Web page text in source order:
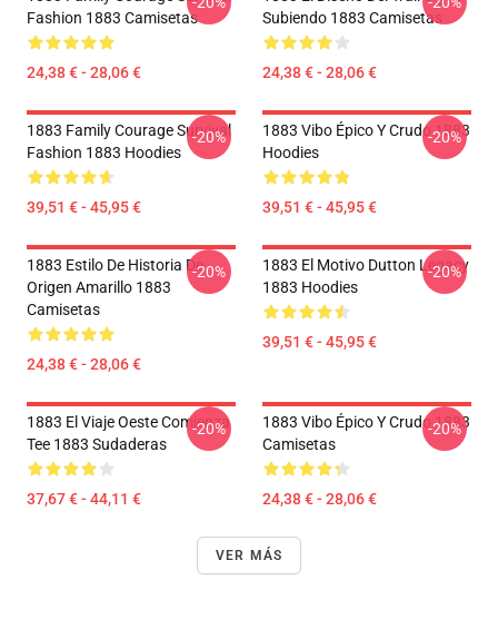
Fashion 1883 Camisetas
24,38 € - 28,06 €
Subiendo 1883 Camisetas
24,38 € - 28,06 €
1883 Family Courage Survival
Fashion 1883 Hoodies
39,51 € - 45,95 €
-20%
1883 Vibo Épico Y Crudo 1883
Hoodies
39,51 € - 45,95 €
-20%
1883 Estilo De Historia De
Origen Amarillo 1883
Camisetas
24,38 € - 28,06 €
-20%
1883 El Motivo Dutton Legacy
1883 Hoodies
39,51 € - 45,95 €
-20%
1883 El Viaje Oeste Comienza
Tee 1883 Sudaderas
37,67 € - 44,11 €
-20%
1883 Vibo Épico Y Crudo 1883
Camisetas
24,38 € - 28,06 €
-20%
VER MÁS